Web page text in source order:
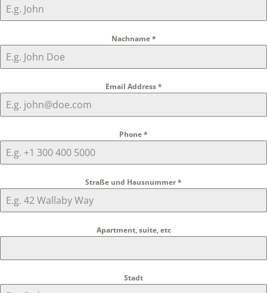
Nachname*
Email Address*
Phone*
Straße und Hausnummer*
Apartment, suite, etc
Stadt